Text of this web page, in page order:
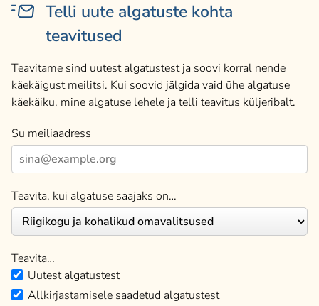
Telli uute algatuste kohta
teavitused
Teavitame sind uutest algatustest ja soovi korral nende
käekäigust meilitsi. Kui soovid jälgida vaid ühe algatuse
käekäiku, mine algatuse lehele ja telli teavitus küljeribalt.
Su meiliaadress
Teavita, kui algatuse saajaks on…
Teavita…
Uutest algatustest
Allkirjastamisele saadetud algatustest